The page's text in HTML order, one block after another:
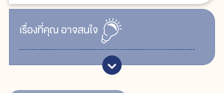
เรื่ิองที่คุณอาจสนใจ